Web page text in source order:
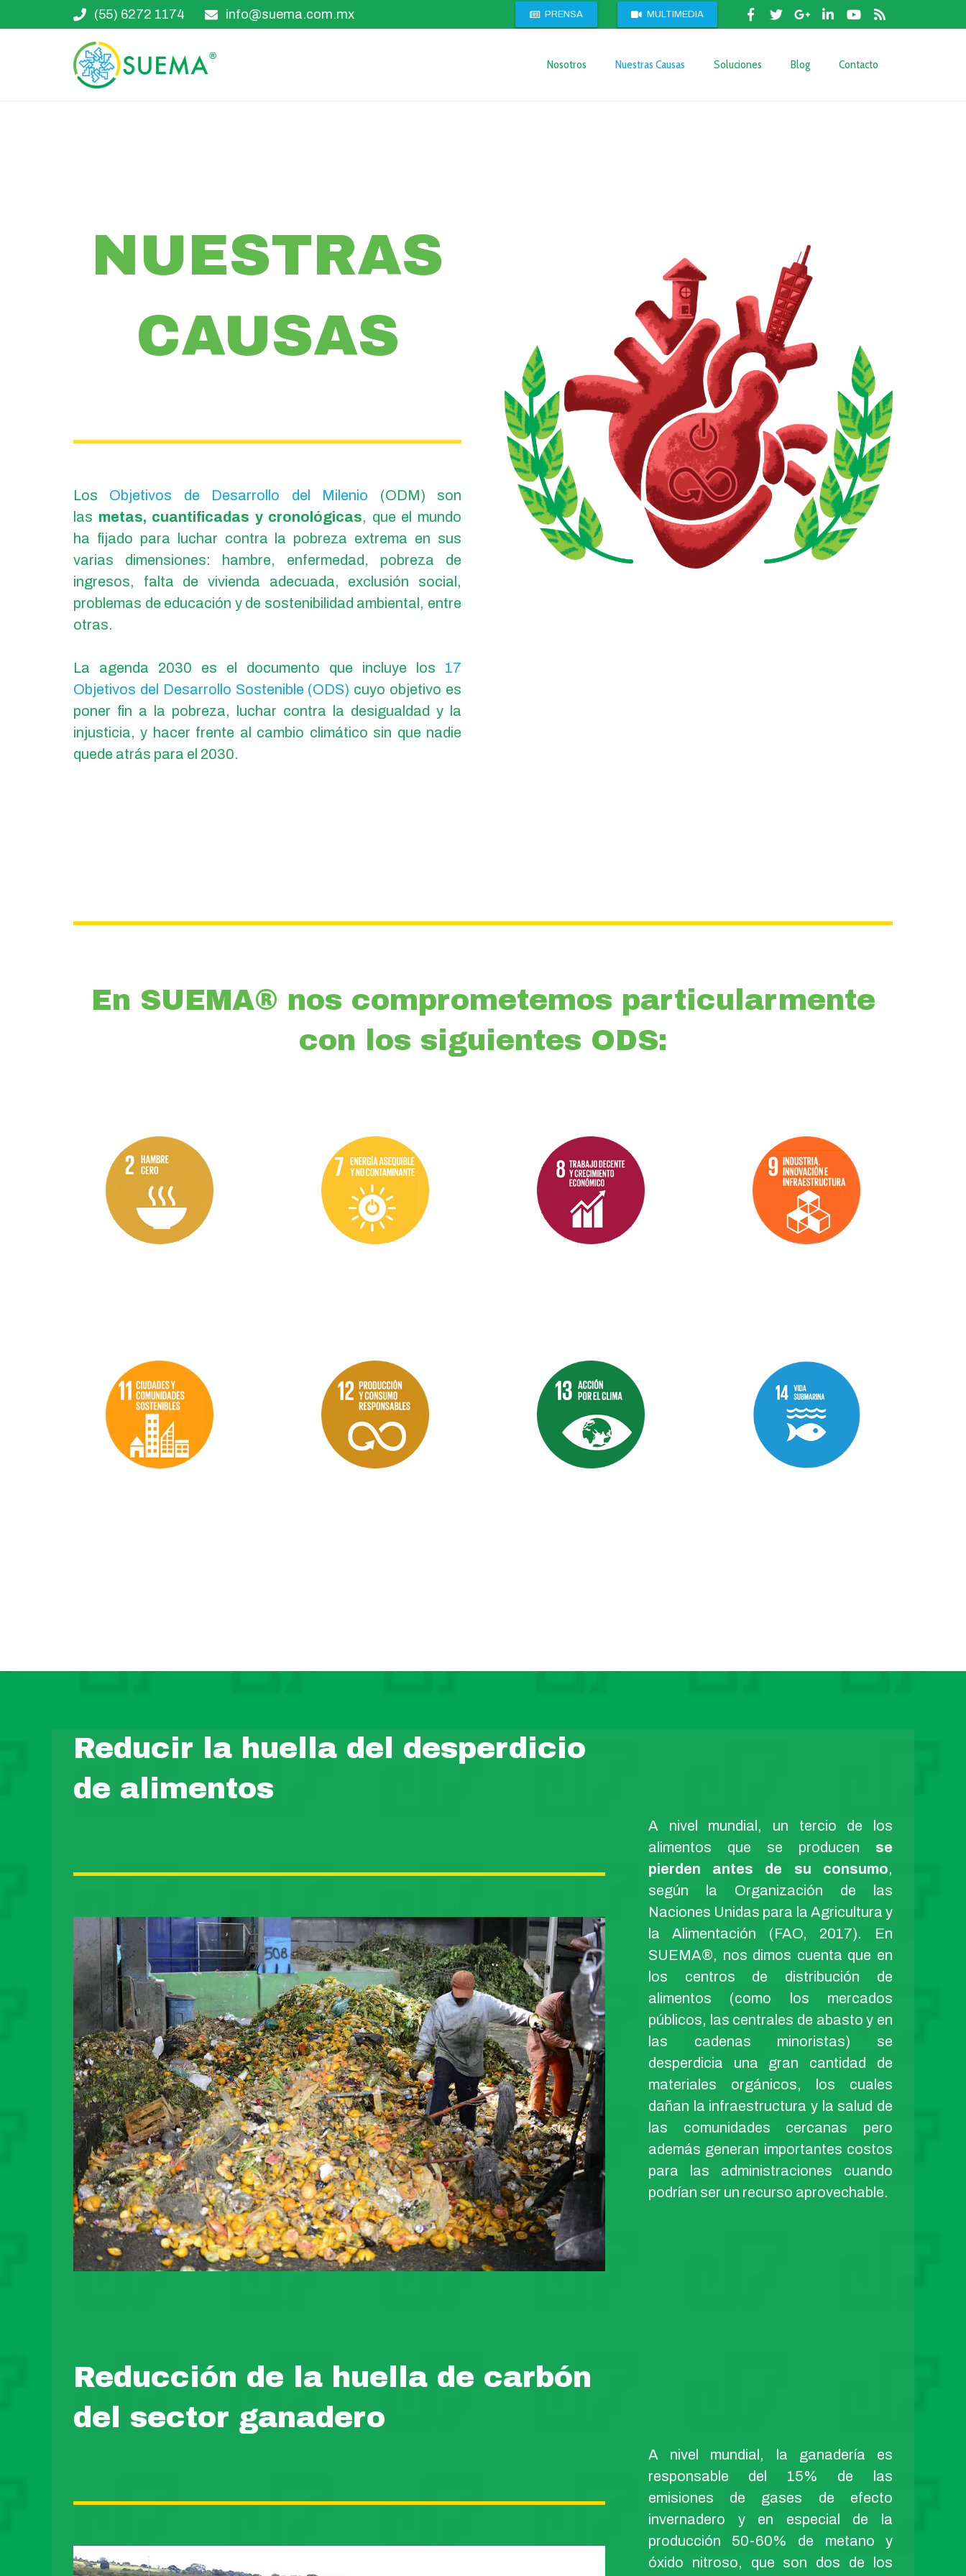
(55) 6272 1174 info@suema.com.mx PRENSA MULTIMEDIA
Nosotros Nuestras Causas Soluciones Blog Contacto
NUESTRAS
CAUSAS
Los Objetivos de Desarrollo del Milenio (ODM) son
las metas, cuantificadas y cronológicas, que el mundo
ha fijado para luchar contra la pobreza extrema en sus
varias dimensiones: hambre, enfermedad, pobreza de
ingresos, falta de vivienda adecuada, exclusión social,
problemas de educación y de sostenibilidad ambiental, entre
otras.
La agenda 2030 es el documento que incluye los 17
Objetivos del Desarrollo Sostenible (ODS) cuyo objetivo es
poner fin a la pobreza, luchar contra la desigualdad y la
injusticia, y hacer frente al cambio climático sin que nadie
quede atrás para el 2030.
En SUEMA® nos comprometemos particularmente
con los siguientes ODS:
Objetivo 2
Hambre
Cero:
Promovemos la
agricultura sostenible
y el uso de
fertilizantes
orgánicos.
Objetivo 7
Energía
asequible y
no
contaminante:
Luchamos por
garantizar el acceso a
Objetivo 8
Trabajo
decente y
crecimiento
económico:
Promovemos el
crecimiento
Objetivo 9
Industria,
Innovación e
infraestructura:
Construimos
infraestructura
resiliente,
Objetivo 11
Ciudades y
comunidades
sostenibles:
Luchamos para que
las ciudades y los
asentamientos
Objetivo 12
Producción y
consumo
responsable:
Trabajamos para
garantizar
modalidades de
Objetivo 13
Acción por el
Ayudamos a las
organizaciones a
adoptar medidas
urgentes para
combatir el cambio
OBJETIVO 14
Vida
Submarina:
Ayudamos a
conservar y utilizar en
forma sostenible los
océanos, los mares y
los recursos marinos
Reducir la huella del desperdicio
de alimentos
A nivel mundial, un tercio de los
alimentos que se producen se
pierden antes de su consumo,
según la Organización de las
Naciones Unidas para la Agricultura y
la Alimentación (FAO, 2017). En
SUEMA®, nos dimos cuenta que en
los centros de distribución de
alimentos (como los mercados
públicos, las centrales de abasto y en
las cadenas minoristas) se
desperdicia una gran cantidad de
materiales orgánicos, los cuales
dañan la infraestructura y la salud de
las comunidades cercanas pero
además generan importantes costos
para las administraciones cuando
podrían ser un recurso aprovechable.
Reducción de la huella de carbón
del sector ganadero
A nivel mundial, la ganadería es
responsable del 15% de las
emisiones de gases de efecto
invernadero y en especial de la
producción 50-60% de metano y
óxido nitroso, que son dos de los